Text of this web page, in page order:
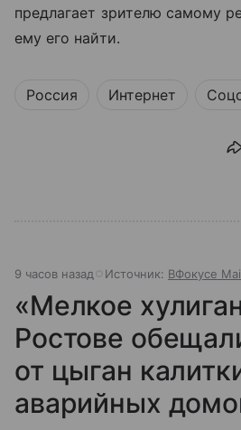
предлагает зрителю самому
ему его найти.
Россия Интернет
9 часов назад Источник: ВФокусе
«Мелкое
Ростове
от цыган
аварийных